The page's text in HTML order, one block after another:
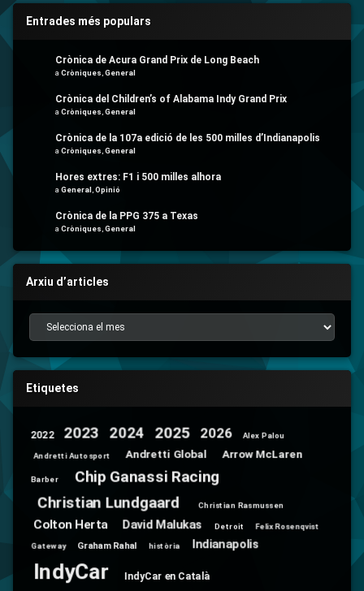
Entrades més populars
Crònica de Acura Grand Prix de Long Beach
a Cròniques General
Crònica del Children’s of Alabama Indy Grand Prix
a Cròniques General
Crònica de la 107a edició de les 500 milles d’Indianapolis
a Cròniques General
Hores extres: F1 i 500 milles alhora
a General Opinió
Crònica de la PPG 375 a Texas
a Cròniques General
Arxiu d’articles
Arxiu d’articles
Etiquetes
2022 2023 2024 2025 2026 Alex Palou
Andretti Autosport Andretti Global Arrow McLaren
Barber
Chip Ganassi Racing
Christian Lundgaard
Christian Rasmussen
Colton Herta David Malukas Detroit Felix Rosenqvist
Gateway Graham Rahal història Indianapolis
IndyCar IndyCar en Català